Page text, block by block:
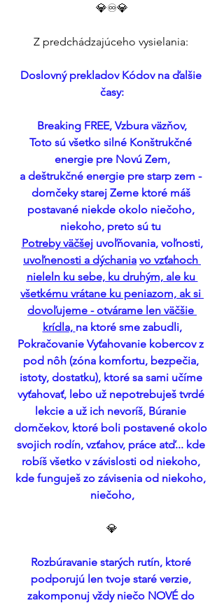
💎♾️💎
Z predchádzajúceho vysielania:
Doslovný prekladov Kódov na ďalšie
časy:
Breaking FREE, Vzbura väzňov,
Toto sú všetko silné Konštrukčné
energie pre Novú Zem,
a deštrukčné energie pre starp zem -
domčeky starej Zeme ktoré máš
postavané niekde okolo niečoho,
niekoho, preto sú tu
Potreby väčšej uvoľňovania, voľnosti,
uvoľnenosti a dýchania vo vzťahoch
nieleln ku sebe, ku druhým, ale ku
všetkému vrátane ku peniazom, ak si
dovoľujeme - otvárame len väčšie
krídla, na ktoré sme zabudli,
Pokračovanie Vyťahovanie kobercov z
pod nôh (zóna komfortu, bezpečia,
istoty, dostatku), ktoré sa sami učíme
vyťahovať, lebo už nepotrebuješ tvrdé
lekcie a už ich nevoríš, Búranie
domčekov, ktoré boli postavené okolo
svojich rodín, vzťahov, práce atď... kde
robíš všetko v závislosti od niekoho,
kde funguješ zo závisenia od niekoho,
niečoho,
💎
Rozbúravanie starých rutín, ktoré
podporujú len tvoje staré verzie,
zakomponuj vždy niečo NOVÉ do